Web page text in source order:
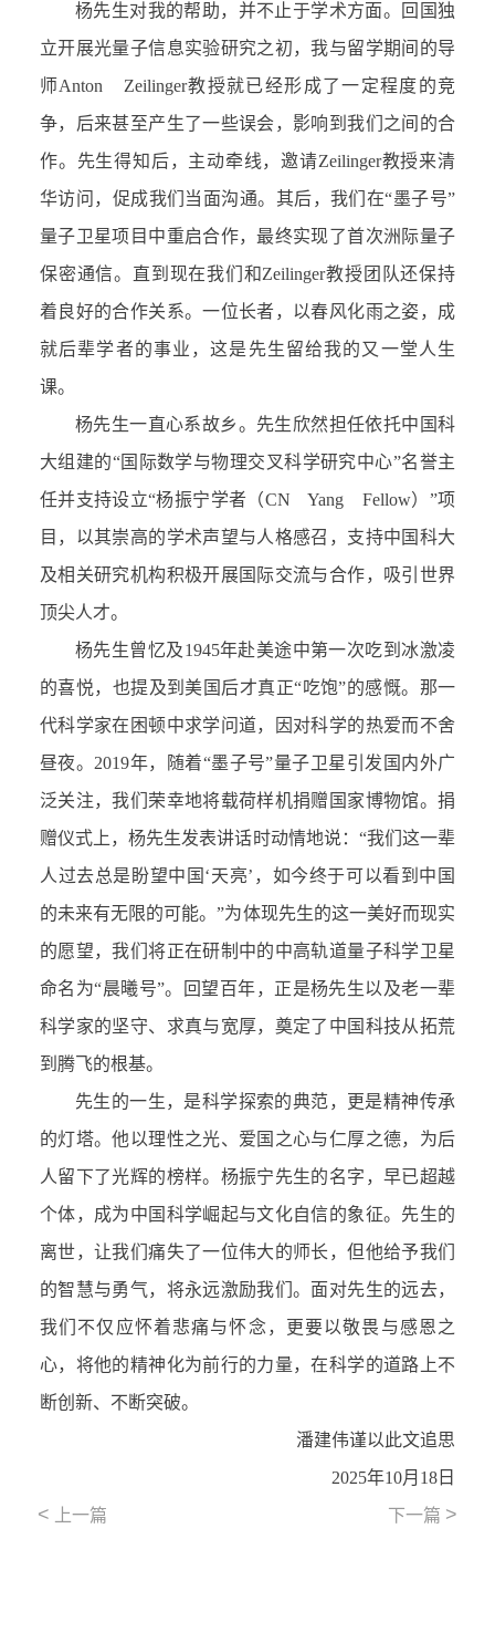
杨先生对我的帮助，并不止于学术方面。回国独
立开展光量子信息实验研究之初，我与留学期间的导
师Anton Zeilinger教授就已经形成了一定程度的竞
争，后来甚至产生了一些误会，影响到我们之间的合
作。先生得知后，主动牵线，邀请Zeilinger教授来清
华访问，促成我们当面沟通。其后，我们在“墨子号”
量子卫星项目中重启合作，最终实现了首次洲际量子
保密通信。直到现在我们和Zeilinger教授团队还保持
着良好的合作关系。一位长者，以春风化雨之姿，成
就后辈学者的事业，这是先生留给我的又一堂人生
课。
杨先生一直心系故乡。先生欣然担任依托中国科
大组建的“国际数学与物理交叉科学研究中心”名誉主
任并支持设立“杨振宁学者（CN Yang Fellow）”项
目，以其崇高的学术声望与人格感召，支持中国科大
及相关研究机构积极开展国际交流与合作，吸引世界
顶尖人才。
杨先生曾忆及1945年赴美途中第一次吃到冰激凌
的喜悦，也提及到美国后才真正“吃饱”的感慨。那一
代科学家在困顿中求学问道，因对科学的热爱而不舍
昼夜。2019年，随着“墨子号”量子卫星引发国内外广
泛关注，我们荣幸地将载荷样机捐赠国家博物馆。捐
赠仪式上，杨先生发表讲话时动情地说：“我们这一辈
人过去总是盼望中国‘天亮’，如今终于可以看到中国
的未来有无限的可能。”为体现先生的这一美好而现实
的愿望，我们将正在研制中的中高轨道量子科学卫星
命名为“晨曦号”。回望百年，正是杨先生以及老一辈
科学家的坚守、求真与宽厚，奠定了中国科技从拓荒
到腾飞的根基。
先生的一生，是科学探索的典范，更是精神传承
的灯塔。他以理性之光、爱国之心与仁厚之德，为后
人留下了光辉的榜样。杨振宁先生的名字，早已超越
个体，成为中国科学崛起与文化自信的象征。先生的
离世，让我们痛失了一位伟大的师长，但他给予我们
的智慧与勇气，将永远激励我们。面对先生的远去，
我们不仅应怀着悲痛与怀念，更要以敬畏与感恩之
心，将他的精神化为前行的力量，在科学的道路上不
断创新、不断突破。
潘建伟谨以此文追思
2025年10月18日
< 上一篇 下一篇 >